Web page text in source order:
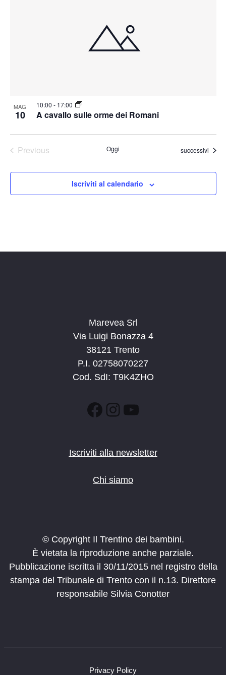
MAG
10 A cavallo sulle orme dei Romani
10:00 - 17:00
Previous
Oggi Eventi
successivi
Iscriviti al calendario
Marevea Srl
Via Luigi Bonazza 4
38121 Trento
P.I. 02758070227
Cod. SdI: T9K4ZHO
Facebook
Instagram
YouTube
Iscriviti alla newsletter
Chi siamo
© Copyright Il Trentino dei bambini.
È vietata la riproduzione anche parziale.
Pubblicazione iscritta il 30/11/2015 nel registro della
stampa del Tribunale di Trento con il n.13. Direttore
responsabile Silvia Conotter
Privacy Policy